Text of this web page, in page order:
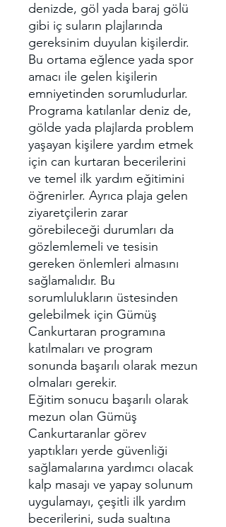
denizde, göl yada baraj gölü
gibi iç suların plajlarında
gereksinim duyulan kişilerdir.
Bu ortama eğlence yada spor
amacı ile gelen kişilerin
emniyetinden sorumludurlar.
Programa katılanlar deniz de,
gölde yada plajlarda problem
yaşayan kişilere yardım etmek
için can kurtaran becerilerini
ve temel ilk yardım eğitimini
öğrenirler. Ayrıca plaja gelen
ziyaretçilerin zarar
görebileceği durumları da
gözlemlemeli ve tesisin
gereken önlemleri almasını
sağlamalıdır. Bu
sorumlulukların üstesinden
gelebilmek için Gümüş
Cankurtaran programına
katılmaları ve program
sonunda başarılı olarak mezun
olmaları gerekir.
Eğitim sonucu başarılı olarak
mezun olan Gümüş
Cankurtaranlar görev
yaptıkları yerde güvenliği
sağlamalarına yardımcı olacak
kalp masajı ve yapay solunum
uygulamayı, çeşitli ilk yardım
becerilerini, suda sualtına